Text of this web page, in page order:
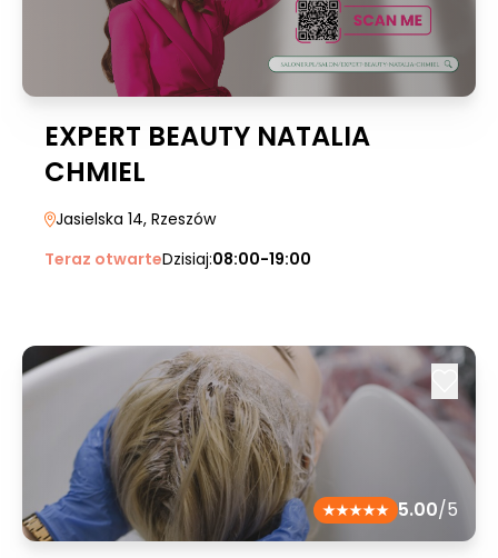
EXPERT BEAUTY NATALIA
CHMIEL
Jasielska 14, Rzeszów
Teraz otwarteDzisiaj:08:00-19:00
5.00/5